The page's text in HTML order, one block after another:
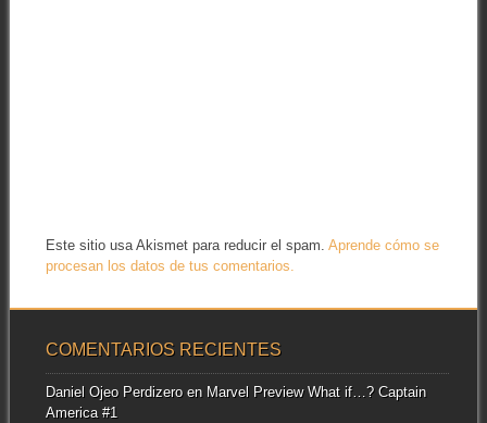
Este sitio usa Akismet para reducir el spam. Aprende cómo se
procesan los datos de tus comentarios.
COMENTARIOS RECIENTES
Daniel Ojeo Perdizeroen Marvel Preview What if…? Captain
America #1